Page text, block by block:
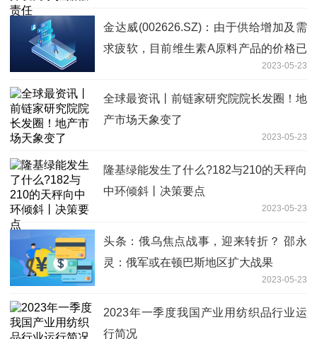
金达威(002626.SZ)：由于供给增加及需
求疲软，目前维生素A原料产品的价格已
2023-05-23
全球最资讯丨前链家研究院院长发圈！地
产市场天象变了
2023-05-23
隆基绿能发生了什么?182与210的天秤向
中环倾斜丨决策要点
2023-05-23
头条：俄乌焦点战事，迎来转折？ 邵永
灵：俄军或在顿巴斯地区扩大战果
2023-05-23
2023年一季度我国产业用纺织品行业运
行简况